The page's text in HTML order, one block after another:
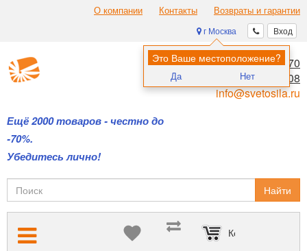
О компании Контакты Возвраты и гарантии
Вход
г Москва
Это Ваше местоположение?
Да Нет
Ещё 2000 товаров - честно до
-70%.
Убедитесь лично!
8 (495) 970-00-70
8 (800) 700-11-08
info@svetosila.ru
Найти
Корзина пуста